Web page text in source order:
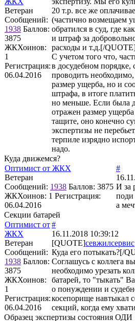
Ветеран
Сообщений:
1938 Баллов:
3875
ЖКХоинов:
1
Регистрация:
06.04.2016
20 т.р. все же
(частично возмещаем
обратился в суд, где
и штраф за
расходы и т.д.[/
С учетом того что,
в досудебном порядке,
проводить
размер ущерба, но и
штрафа, в итоге
но меньше. Если была
отражен размер
тащите, оно конечно
экспертизы не
терпиле изрядно
надо.
Куда движемся?
Оптимист от ЖКХ
Ветеран
Сообщений: 1938 Баллов: 3875
ЖКХоинов: 1 Регистрация:
06.04.2016
#
И за
поди
а
Секции батарей
Оптимист от
ЖКХ
Ветеран
Сообщений:
1938 Баллов:
3875
ЖКХоинов:
1
Регистрация:
06.04.2016
#
16.11.2018 10:39:12
[QUOTE]севжилсервис
Куда его потыкать?[/
Соглашусь с коллега
необходимо урезать
батарей, то "тыкать"
о понуждении и
косепорище навтыкал
секций, когда ему
Образец экспертизы состояния ОДИ